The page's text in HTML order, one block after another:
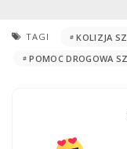
TAGI KOLIZJA
POMOC DROGOWA